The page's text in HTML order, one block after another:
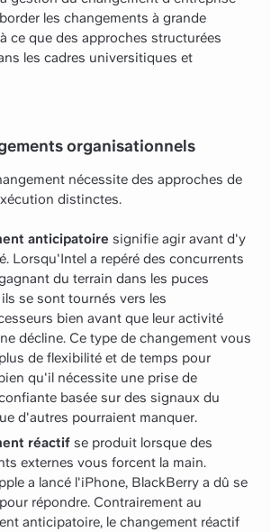
les changements à grande
ce que des approches structurées
les cadres universitiques et
organisationnels
nécessite des approches de
distinctes.
anticipatoire signifie agir avant d'y
Lorsqu'Intel a repéré des concurrents
du terrain dans les puces
se sont tournés vers les
bien avant que leur activité
décline. Ce type de changement vous
de flexibilité et de temps pour
qu'il nécessite une prise de
basée sur des signaux du
d'autres pourraient manquer.
réactif se produit lorsque des
externes vous forcent la main.
a lancé l'iPhone, BlackBerry a dû se
répondre. Contrairement au
anticipatoire, le changement réactif